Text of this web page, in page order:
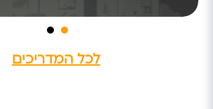
לכל המדריכים